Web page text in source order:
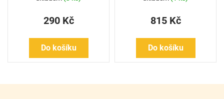
290 Kč
Do košíku
815 Kč
Do košíku